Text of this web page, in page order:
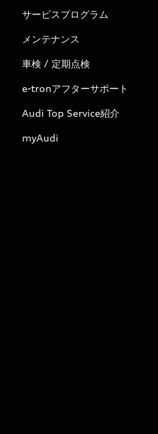
サービスプログラム
メンテナンス
車検 / 定期点検
e-tronアフターサポート
Audi Top Service紹介
myAudi